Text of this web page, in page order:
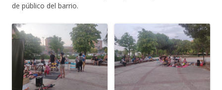
de público del barrio.